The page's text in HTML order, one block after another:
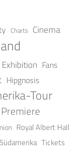
Charts Cinema
Exhibition Fans
Hipgnosis
Tour
Premiere
Royal Albert Hall
Südamerika Tickets